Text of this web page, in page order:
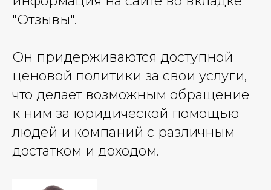
"Отзывы".
Он придерживаются доступной
ценовой политики за свои услуги,
что делает возможным обращение
к ним за юридической помощью
людей и компаний с различным
достатком и доходом.